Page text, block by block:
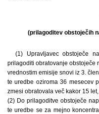
(prilagoditev obstoječih
(1) Upravljavec obstoječe
prilagoditi obratovanje obstoječe
vrednostim emisije snovi iz 3.
te uredbe oziroma 36 mesecev
zmesi obratovala več kakor 15 let,
(2) Do prilagoditve obstoječe
te uredbe se za mejno